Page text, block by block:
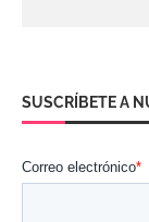
SUSCRÍBETE A